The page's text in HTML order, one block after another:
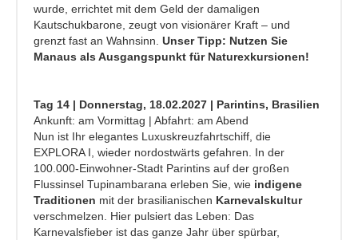
wurde, errichtet mit dem Geld der damaligen
Kautschukbarone, zeugt von visionärer Kraft – und
grenzt fast an Wahnsinn. Unser Tipp: Nutzen Sie
Manaus als Ausgangspunkt für Naturexkursionen!
Tag 14 | Donnerstag, 18.02.2027 | Parintins, Brasilien
Ankunft: am Vormittag | Abfahrt: am Abend
Nun ist Ihr elegantes Luxuskreuzfahrtschiff, die
EXPLORA I, wieder nordostwärts gefahren. In der
100.000-Einwohner-Stadt Parintins auf der großen
Flussinsel Tupinambarana erleben Sie, wie indigene
Traditionen mit der brasilianischen Karnevalskultur
verschmelzen. Hier pulsiert das Leben: Das
Karnevalsfieber ist das ganze Jahr über spürbar,